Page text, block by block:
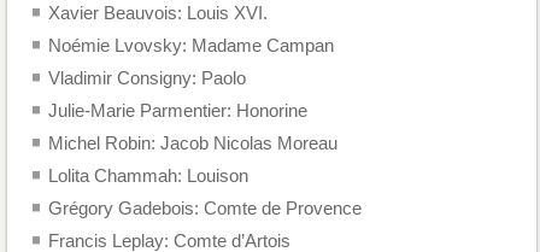
Xavier Beauvois: Louis XVI.
Noémie Lvovsky: Madame Campan
Vladimir Consigny: Paolo
Julie-Marie Parmentier: Honorine
Michel Robin: Jacob Nicolas Moreau
Lolita Chammah: Louison
Grégory Gadebois: Comte de Provence
Francis Leplay: Comte d’Artois